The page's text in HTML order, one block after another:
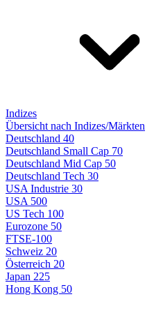
Indizes
Übersicht nach Indizes/Märkten
Deutschland 40
Deutschland Small Cap 70
Deutschland Mid Cap 50
Deutschland Tech 30
USA Industrie 30
USA 500
US Tech 100
Eurozone 50
FTSE-100
Schweiz 20
Österreich 20
Japan 225
Hong Kong 50